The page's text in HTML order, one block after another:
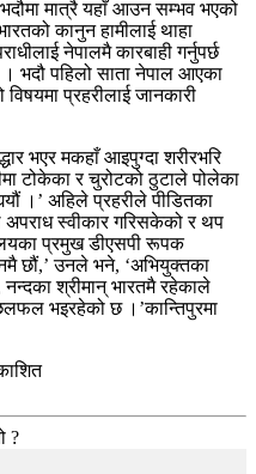
मात्रै यहाँ आउन सम्भव भएको
कानुन हामीलाई थाहा
नेपालमै कारबाही गर्नुपर्छ
भदौ पहिलो साता नेपाल आएका
प्रहरीलाई जानकारी
भएर मकहाँ आइपुग्दा शरीरभरि
टोकेका र चुरोटको ठुटाले पोलेका
।’ अहिले प्रहरीले पीडितका
स्वीकार गरिसकेको र थप
प्रमुख डीएसपी रूपक
छौं,’ उनले भने, ‘अभियुक्तका
श्रीमान् भारतमै रहेकाले
भइरहेको छ ।’कान्तिपुरमा
?